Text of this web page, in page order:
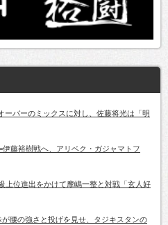
ーバーのミックスに対し、佐藤将光は「明
伊藤裕樹戦へ、アリベク・ガジャマトフ
上位進出をかけて摩嶋一整と対戦「玄人好
が腰の強さと投げを見せ、タジキスタンの